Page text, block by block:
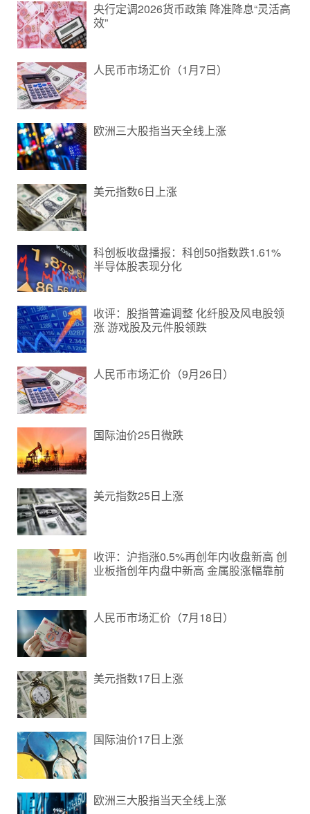
央行定调2026货币政策 降准降息“灵活高
效”
人民币市场汇价（1月7日）
欧洲三大股指当天全线上涨
美元指数6日上涨
科创板收盘播报：科创50指数跌1.61%
半导体股表现分化
收评：股指普遍调整 化纤股及风电股领
涨 游戏股及元件股领跌
人民币市场汇价（9月26日）
国际油价25日微跌
美元指数25日上涨
收评：沪指涨0.5%再创年内收盘新高 创
业板指创年内盘中新高 金属股涨幅靠前
人民币市场汇价（7月18日）
美元指数17日上涨
国际油价17日上涨
欧洲三大股指当天全线上涨